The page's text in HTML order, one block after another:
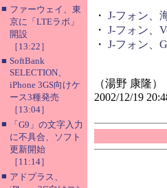
■ ファーウェイ、東
京に「LTEラボ」
開設
［13:22］
■ SoftBank
SELECTION、
iPhone 3GS向けケ
ース3種発売
［13:04］
■
「G9」の文字入力
に不具合、ソフト
更新開始
［11:14］
■ アドプラス、
・ J-フォン、
・ J-フォン、
・ J-フォン、
（湯野 康隆）
2002/12/19